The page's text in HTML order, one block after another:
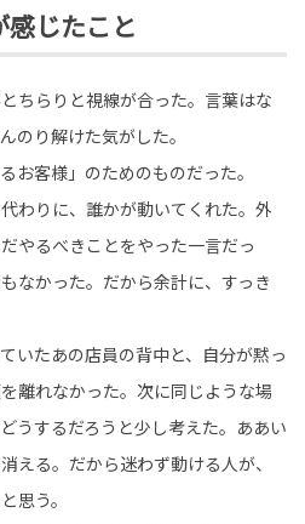
じたこと
ちらりと視線が合った。言葉はな
のり解けた気がした。
お客様」のためのものだった。
わりに、誰かが動いてくれた。外
やるべきことをやった一言だっ
なかった。だから余計に、すっき
いたあの店員の背中と、自分が黙っ
離れなかった。次に同じような場
うするだろうと少し考えた。ああい
える。だから迷わず動ける人が、
思う。